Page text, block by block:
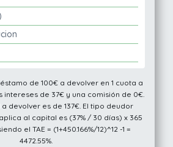
de 100€ a devolver en 1 cuota a
intereses de 37€ y una comisión de 0€.
devolver es de 137€. El tipo deudor
al capital es (37% / 30 días) x 365
el TAE = (1+450.166%/12)^12 -1 =
4472.55%.